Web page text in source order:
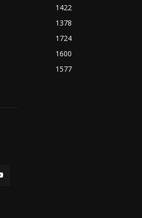
1422
1378
1724
1600
1577